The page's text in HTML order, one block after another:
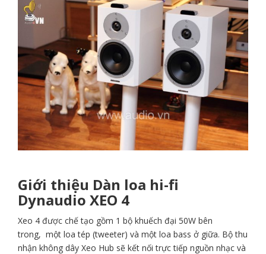
Giới thiệu Dàn loa hi-fi
Dynaudio XEO 4
Xeo 4 được chế tạo gồm 1 bộ khuếch đại 50W bên
trong, một loa tép (tweeter) và một loa bass ở giữa. Bộ thu
nhận không dây Xeo Hub sẽ kết nối trực tiếp nguồn nhạc và